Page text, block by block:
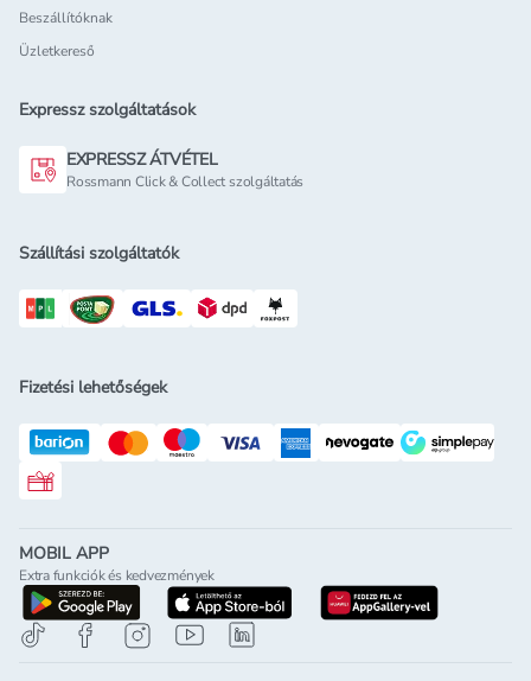
Beszállítóknak
Üzletkereső
Expressz szolgáltatások
EXPRESSZ ÁTVÉTEL
Rossmann Click & Collect szolgáltatás
Szállítási szolgáltatók
Fizetési lehetőségek
Rossmann ajándékkártya
MOBIL APP
Extra funkciók és kedvezmények
letöltés a google-play-rölletöltés az app-store-ból
letöltés